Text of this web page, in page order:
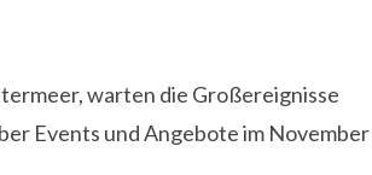
warten die Großereignisse
Events und Angebote im November